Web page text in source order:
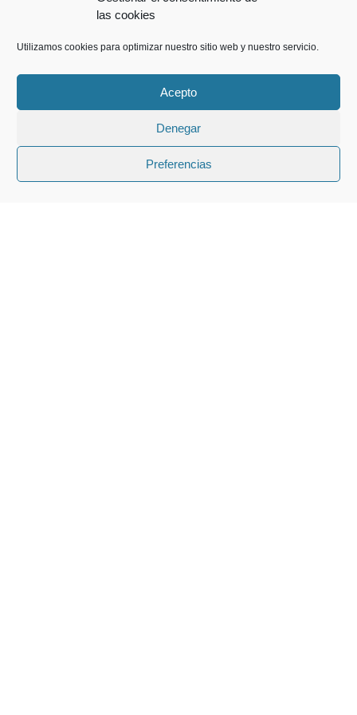
las cookies
Utilizamos cookies para optimizar nuestro sitio web y nuestro servicio.
Acepto
Denegar
Preferencias